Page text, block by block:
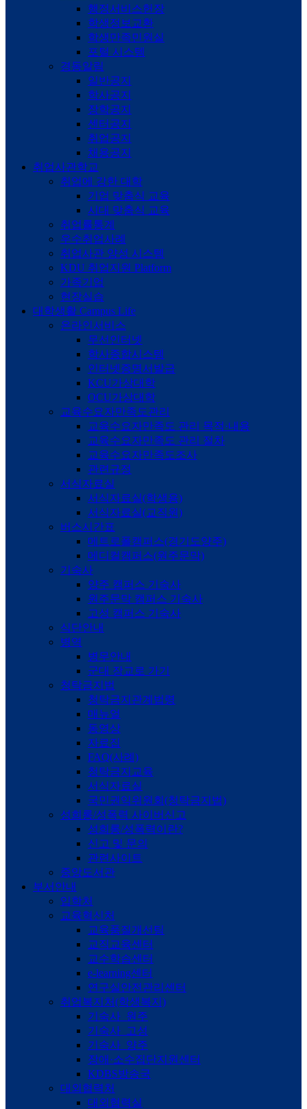
행정서비스헌장
학생정보교환
학생만족민원실
포털 시스템
경동알림
일반공지
학사공지
장학공지
센터공지
취업공지
채용공지
취업사관학교
취업에 강한 대학
기업 맞춤식 교육
시대 맞춤식 교육
취업률통계
우수취업사례
취업사관 양성 시스템
KDU 취업지원 Platform
가족기업
현장실습
대학생활 Campus Life
온라인서비스
무선인터넷
학사종합시스템
인터넷증명서발급
KCU가상대학
OCU가상대학
교육수요자만족도관리
교육수요자만족도 관리 목적·내용
교육수요자만족도 관리 절차
교육수요자만족도조사
관련규정
서식자료실
서식자료실(학생용)
서식자료실(교직원)
버스시간표
메트로폴캠퍼스(경기도양주)
메디컬캠퍼스(원주문막)
기숙사
양주 캠퍼스 기숙사
원주문막 캠퍼스 기숙사
고성 캠퍼스 기숙사
식단안내
병역
병무안내
군대 장교로 가기
청탁금지법
청탁금지관계법령
매뉴얼
동영상
자료집
FAQ(사례)
청탁금지교육
서식자료실
국민권익위원회(청탁금지법)
성희롱/성폭력 사이버신고
성희롱/성폭력이란?
신고 및 문의
관련사이트
중앙도서관
부서안내
입학처
교육혁신처
교육품질개선팀
교직교육센터
교수학습센터
e-learning센터
연구실안전관리센터
취업복지처(학생복지)
기숙사_원주
기숙사_고성
기숙사_양주
장애·소수집단지원센터
KDBS방송국
대외협력처
대외협력실